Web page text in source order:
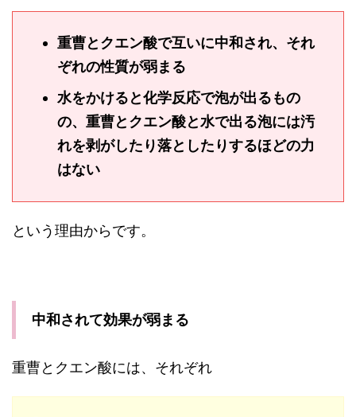
重曹とクエン酸で互いに中和され、それ
ぞれの性質が弱まる
水をかけると化学反応で泡が出るもの
の、重曹とクエン酸と水で出る泡には汚
れを剥がしたり落としたりするほどの力
はない
という理由からです。
中和されて効果が弱まる
重曹とクエン酸には、それぞれ